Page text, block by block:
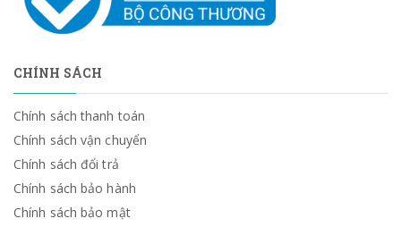
CHÍNH SÁCH
Chính sách thanh toán
Chính sách vận chuyển
Chính sách đổi trả
Chính sách bảo hành
Chính sách bảo mật